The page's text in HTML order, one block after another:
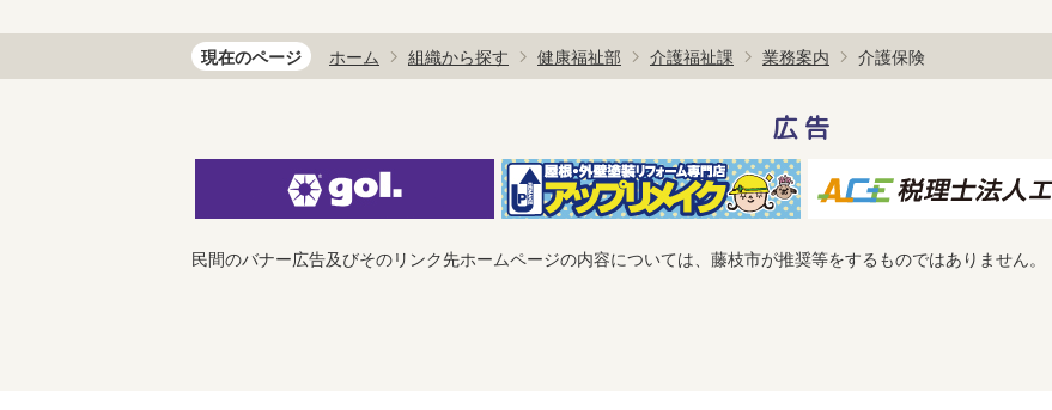
現在のページ ホーム 組織から探す 健康福祉部 介護福祉課 業務案内 介護保険
広告
民間のバナー広告及びそのリンク先ホームページの内容については、藤枝市が推奨等をするものではありません。